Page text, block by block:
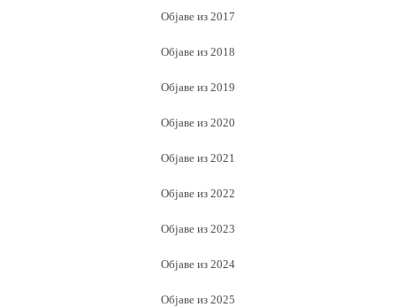
Објаве из 2017
Објаве из 2018
Објаве из 2019
Објаве из 2020
Објаве из 2021
Објаве из 2022
Објаве из 2023
Објаве из 2024
Објаве из 2025